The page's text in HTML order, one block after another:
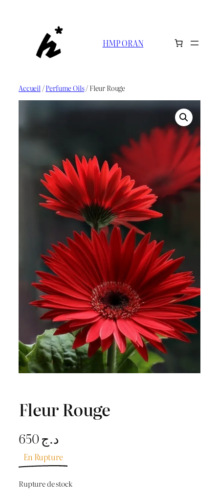
HMP ORAN
Accueil /Perfume Oils/ Fleur Rouge
Fleur Rouge
د.ج650
En Rupture
Rupture de stock